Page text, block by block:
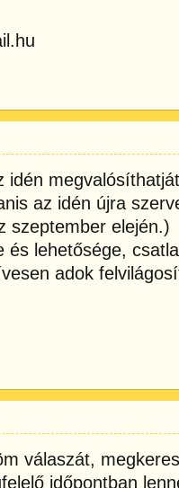
idén
az idén újra
szeptember elején.)
és lehetősége,
adok
válaszát,
időpontban